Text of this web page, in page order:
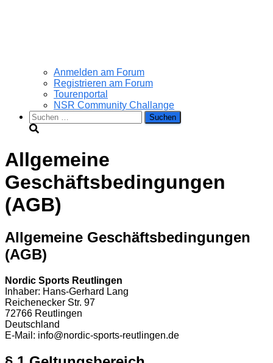
Anmelden am Forum
Registrieren am Forum
Tourenportal
NSR Community Challange
Suchen
nach:
Allgemeine
Geschäftsbedingungen
(AGB)
Allgemeine Geschäftsbedingungen
(AGB)
Nordic Sports Reutlingen
Inhaber: Hans-Gerhard Lang
Reichenecker Str. 97
72766 Reutlingen
Deutschland
E-Mail: info@nordic-sports-reutlingen.de